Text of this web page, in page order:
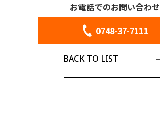
お電話でのお問い合わせ
0748-37-7111
BACK TO LIST